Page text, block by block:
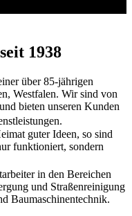
1938
über 85-jährigen
Westfalen. Wir sind von
bieten unseren Kunden
guter Ideen, so sind
funktioniert, sondern
in den Bereichen
und Straßenreinigung
Baumaschinentechnik.